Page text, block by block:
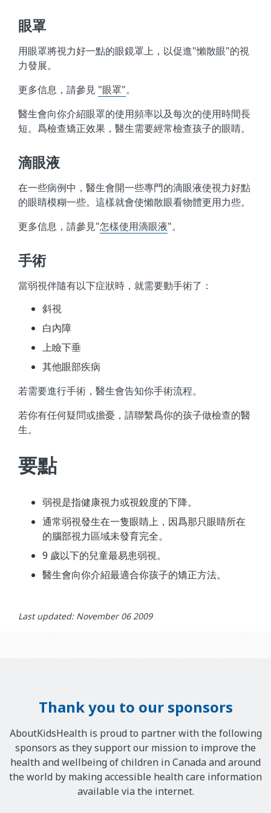
眼罩
用眼罩將視力好一點的眼鏡罩上，以促進"懶散眼"的視
力發展。
更多信息，請參見 "眼罩"。
醫生會向你介紹眼罩的使用頻率以及每次的使用時間長
短。爲檢查矯正效果，醫生需要經常檢查孩子的眼睛。
滴眼液
在一些病例中，醫生會開一些專門的滴眼液使視力好點
的眼睛模糊一些。這樣就會使懶散眼看物體更用力些。
更多信息，請參見"怎樣使用滴眼液"。
手術
當弱視伴隨有以下症狀時，就需要動手術了：
斜視
白內障
上瞼下垂
其他眼部疾病
若需要進行手術，醫生會告知你手術流程。
若你有任何疑問或擔憂，請聯繫爲你的孩子做檢查的醫
生。
要點
弱視是指健康視力或視銳度的下降。
通常弱視發生在一隻眼睛上，因爲那只眼睛所在
的腦部視力區域未發育完全。
9 歲以下的兒童最易患弱視。
醫生會向你介紹最適合你孩子的矯正方法。
Last updated: November 06 2009
Thank you to our sponsors
AboutKidsHealth is proud to partner with the following
sponsors as they support our mission to improve the
health and wellbeing of children in Canada and around
the world by making accessible health care information
available via the internet.